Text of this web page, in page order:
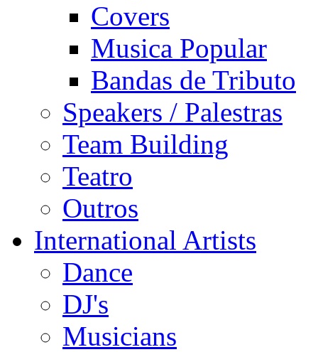
Covers
Musica Popular
Bandas de Tributo
Speakers / Palestras
Team Building
Teatro
Outros
International Artists
Dance
DJ's
Musicians